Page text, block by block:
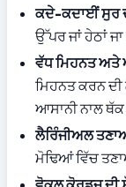
ਕਦੇ-ਕਦਾਈਂ ਸੁਰ
ਉੱਪਰ ਜਾਂ ਹੇਠਾਂ
ਵੱਧ ਮਿਹਨਤ ਅਤੇ
ਮਿਹਨਤ ਕਰਨ
ਆਸਾਨੀ ਨਾਲ
ਲੈਰਿੰਜੀਅਲ
ਮੋਢਿਆਂ ਵਿੱਚ